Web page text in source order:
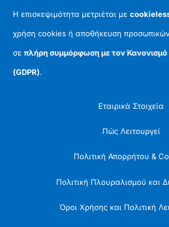
Η επισκεψιμότητα μετριέται με
χρήση cookies ή αποθήκευση
σεπλήρη συμμόρφωση με τον
(GDPR).
Εταιρικά Στοιχεία
Πώς Λειτουργεί
Πολιτική Απορρήτου &
Πολιτική Πλουραλισμού και
Όροι Χρήσης και Πολιτική